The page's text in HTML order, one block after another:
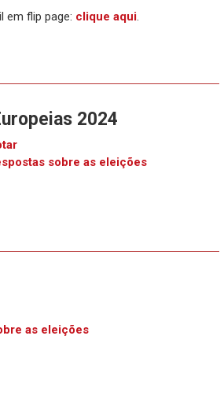
em flip page: clique aqui.
2024
sobre as eleições
as eleições